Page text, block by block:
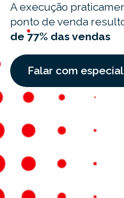
A execução
ponto de venda
de 77% das vendas
Falar com